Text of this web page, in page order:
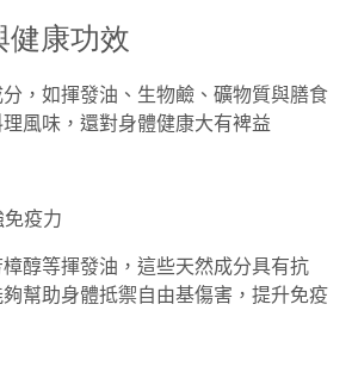
健康功效
，如揮發油、生物鹼、礦物質與膳食
理風味，還對身體健康大有裨益
免疫力
樟醇等揮發油，這些天然成分具有抗
夠幫助身體抵禦自由基傷害，提升免疫